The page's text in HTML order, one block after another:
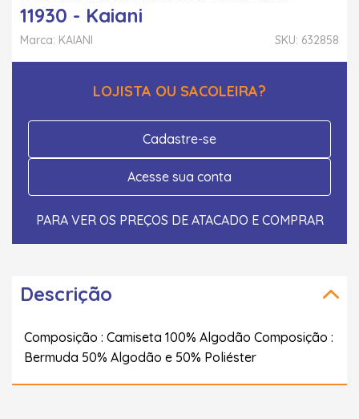
11930 - Kaiani
SKU: 632858
Marca: KAIANI
LOJISTA OU SACOLEIRA?
Cadastre-se
Acesse sua conta
PARA VER OS PREÇOS DE ATACADO E COMPRAR
Descrição
Composição : Camiseta 100% Algodão Composição :
Bermuda 50% Algodão e 50% Poliéster